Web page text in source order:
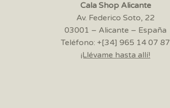
Cala Shop Alicante
Av. Federico Soto, 22
03001 – Alicante – España
Teléfono: +[34] 965 14 07 87
¡Llévame hasta allí!